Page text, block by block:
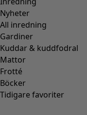
Nyheter
All inredning
Gardiner
Kuddar & kuddfodral
Mattor
Frotté
Böcker
Tidigare favoriter